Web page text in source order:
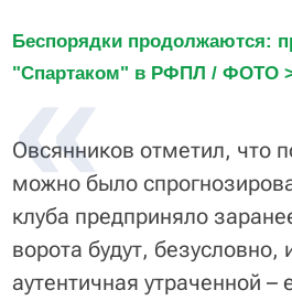
Беспорядки продолжаются:
"Спартаком" в РФПЛ / ФОТО
Овсянников отметил, что
можно было
клуба предприняло
ворота будут,
аутентичная утраченной